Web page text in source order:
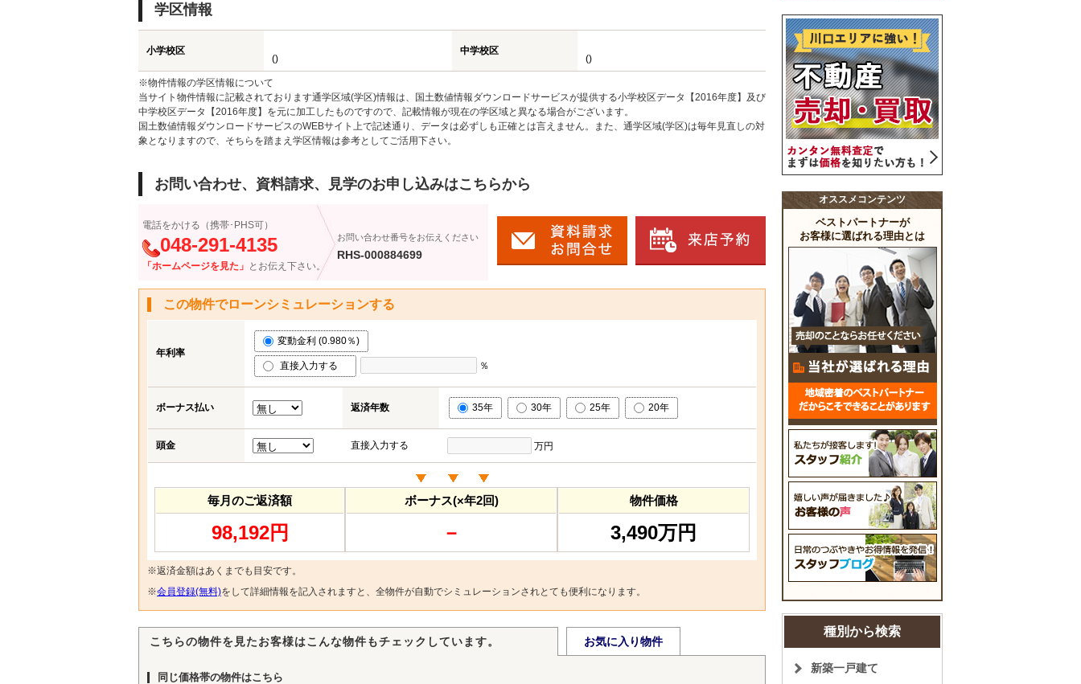
学区情報
小学校区
()
中学校区
()
※物件情報の学区情報について
当サイト物件情報に記載されております通学区域(学区)情報は、国土数値情報ダウンロードサービスが提供する小学校区データ【2016年度】及び
中学校区データ【2016年度】を元に加工したものですので、記載情報が現在の学区域と異なる場合がございます。
国土数値情報ダウンロードサービスのWEBサイト上で記述通り、データは必ずしも正確とは言えません。また、通学区域(学区)は毎年見直しの対
象となりますので、そちらを踏まえ学区情報は参考としてご活用下さい。
お問い合わせ、資料請求、見学のお申し込みはこちらから
電話をかける（携帯･PHS可）
048-291-4135
「ホームページを見た」 とお伝え下さい。
お問い合わせ番号をお伝えください
RHS-000884699
この物件でローンシミュレーションする
年利率
変動金利 (0.980％)
直接入力する ％
ボーナス払い 返済年数 35年 30年 25年 20年
頭金 直接入力する 万円
毎月のご返済額
98,192円
ボーナス(×年2回)
－
物件価格
3,490万円
※返済金額はあくまでも目安です。
※会員登録(無料)をして詳細情報を記入されますと、全物件が自動でシミュレーションされとても便利になります。
こちらの物件を見たお客様はこんな物件もチェックしています。 お気に入り物件
同じ価格帯の物件はこちら
オススメコンテンツ
ベストパートナーが
お客様に選ばれる理由とは
種別から検索
新築一戸建て